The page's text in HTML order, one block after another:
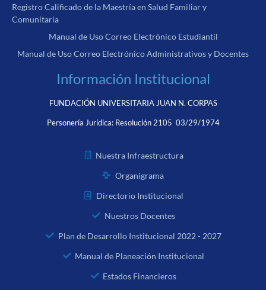
Registro Calificado de la Maestría en Salud Familiar y
Comunitaria
Manual de Uso Correo Electrónico Estudiantil
Manual de Uso Correo Electrónico Administrativos y Docentes
Información Institucional
FUNDACIÓN UNIVERSITARIA JUAN N. CORPAS
Personería Jurídica: Resolución 2105 03/29/1974
Nuestra Infraestructura
Organigrama
Directorio Institucional
Nuestros Docentes
Plan de Desarrollo Institucional 2022 - 2027
Manual de Planeación Institucional
Estados Financieros